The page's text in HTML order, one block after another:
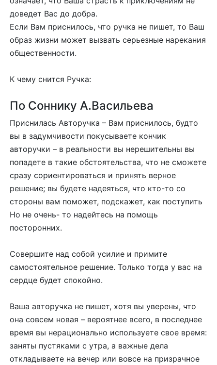
доведет Вас до добра.
Если Вам приснилось, что ручка не пишет, то Ваш
образ жизни может вызвать серьезные нарекания
общественности.
К чему снится Ручка:
По Соннику А.Васильева
Приснилась Авторучка – Вам приснилось, будто
вы в задумчивости покусываете кончик
авторучки – в реальности вы нерешительны вы
попадете в такие обстоятельства, что не сможете
сразу сориентироваться и принять верное
решение; вы будете надеяться, что кто-то со
стороны вам поможет, подскажет, как поступить
Но не очень- то надейтесь на помощь
посторонних.
Совершите над собой усилие и примите
самостоятельное решение. Только тогда у вас на
сердце будет спокойно.
Ваша авторучка не пишет, хотя вы уверены, что
она совсем новая – вероятнее всего, в последнее
время вы нерационально используете свое время:
заняты пустяками с утра, а важные дела
откладываете на вечер или вовсе на призрачное